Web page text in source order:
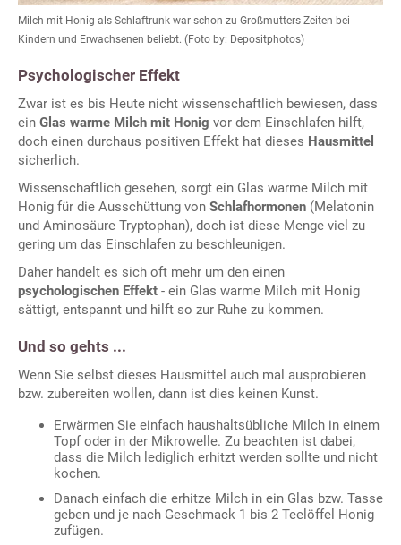
Milch mit Honig als Schlaftrunk war schon zu Großmutters Zeiten bei
Kindern und Erwachsenen beliebt. (Foto by: Depositphotos)
Psychologischer Effekt
Zwar ist es bis Heute nicht wissenschaftlich bewiesen, dass
ein Glas warme Milch mit Honig vor dem Einschlafen hilft,
doch einen durchaus positiven Effekt hat dieses Hausmittel
sicherlich.
Wissenschaftlich gesehen, sorgt ein Glas warme Milch mit
Honig für die Ausschüttung von Schlafhormonen (Melatonin
und Aminosäure Tryptophan), doch ist diese Menge viel zu
gering um das Einschlafen zu beschleunigen.
Daher handelt es sich oft mehr um den einen
psychologischen Effekt - ein Glas warme Milch mit Honig
sättigt, entspannt und hilft so zur Ruhe zu kommen.
Und so gehts ...
Wenn Sie selbst dieses Hausmittel auch mal ausprobieren
bzw. zubereiten wollen, dann ist dies keinen Kunst.
Erwärmen Sie einfach haushaltsübliche Milch in einem
Topf oder in der Mikrowelle. Zu beachten ist dabei,
dass die Milch lediglich erhitzt werden sollte und nicht
kochen.
Danach einfach die erhitze Milch in ein Glas bzw. Tasse
geben und je nach Geschmack 1 bis 2 Teelöffel Honig
zufügen.